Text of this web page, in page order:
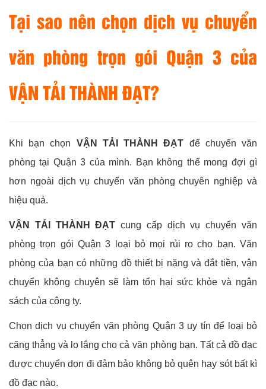
Tại sao nên chọn dịch vụ chuyển
văn phòng trọn gói Quận 3 của
VẬN TẢI THÀNH ĐẠT?
Khi bạn chọn VẬN TẢI THÀNH ĐẠT để chuyển văn
phòng tại Quận 3 của mình. Bạn không thể mong đợi gì
hơn ngoài dịch vụ chuyển văn phòng chuyên nghiệp và
hiệu quả.
VẬN TẢI THÀNH ĐẠT cung cấp dịch vụ chuyển văn
phòng trọn gói Quận 3 loại bỏ mọi rủi ro cho bạn. Văn
phòng của bạn có những đồ thiết bị nặng và đắt tiền, vận
chuyển không chuyên sẽ làm tổn hại sức khỏe và ngân
sách của công ty.
Chọn dịch vụ chuyển văn phòng Quận 3 uy tín để loại bỏ
căng thẳng và lo lắng cho cả văn phòng bạn. Tất cả đồ đạc
được chuyển dọn đi đảm bảo không bỏ quên hay sót bất kì
đồ đạc nào.